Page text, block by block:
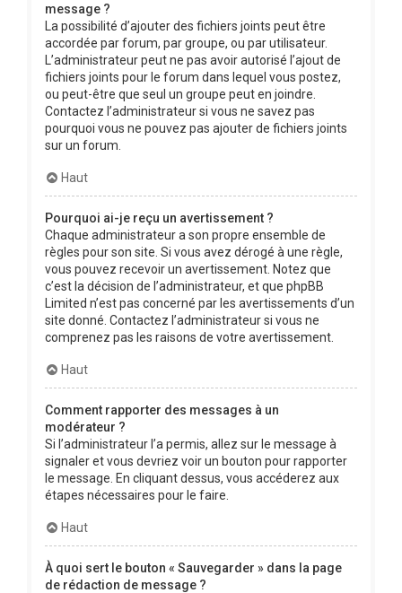
message ?
La possibilité d’ajouter des fichiers joints peut être
accordée par forum, par groupe, ou par utilisateur.
L’administrateur peut ne pas avoir autorisé l’ajout de
fichiers joints pour le forum dans lequel vous postez,
ou peut-être que seul un groupe peut en joindre.
Contactez l’administrateur si vous ne savez pas
pourquoi vous ne pouvez pas ajouter de fichiers joints
sur un forum.
Haut
Pourquoi ai-je reçu un avertissement ?
Chaque administrateur a son propre ensemble de
règles pour son site. Si vous avez dérogé à une règle,
vous pouvez recevoir un avertissement. Notez que
c’est la décision de l’administrateur, et que phpBB
Limited n’est pas concerné par les avertissements d’un
site donné. Contactez l’administrateur si vous ne
comprenez pas les raisons de votre avertissement.
Haut
Comment rapporter des messages à un
modérateur ?
Si l’administrateur l’a permis, allez sur le message à
signaler et vous devriez voir un bouton pour rapporter
le message. En cliquant dessus, vous accéderez aux
étapes nécessaires pour le faire.
Haut
À quoi sert le bouton « Sauvegarder » dans la page
de rédaction de message ?